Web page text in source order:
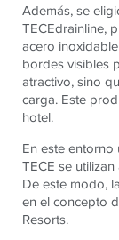
Además, se
TECEdrainline,
acero
bordes visibles
atractivo, sino
carga. Este
hotel.
En este
TECE se
De este modo,
en el concepto
Resorts.